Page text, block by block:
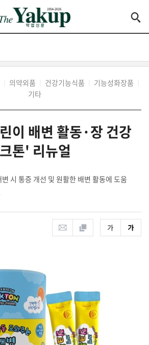
의약외품 건강기능식품 기능성화장품
기타
이 배변 활동·장 건강
톤' 리뉴얼
시 통증 개선 및 원활한 배변 활동에 도움